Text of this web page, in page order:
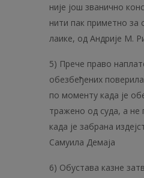
није још званично
нити пак приметно за
лаике, од Андрије М.
5) Прече право
обезбеђених
по моменту када је
тражено од суда, а
када је забрана
Самуила Демаја
6) Обустава казне